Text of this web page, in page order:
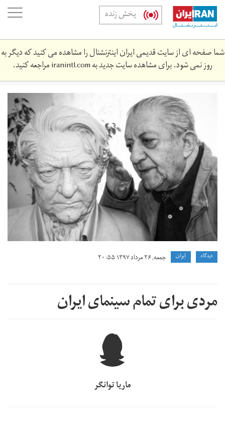
Skip
main
content
پخش زنده
شما صفحه ای از سایت قدیمی ایران اینترنشنال را مشاهده می کنید که دیگر به
روز نمی شود. برای مشاهده سایت جدید بهiranintl.comمراجعه کنید.
114922w1280q70.jpg
دیدگاه ايران جمعه, ۲۶ مرداد ۱۳۹۷ ۲۰:۵۵
مردی برای تمام سینمای ایران
ماریا توانگر